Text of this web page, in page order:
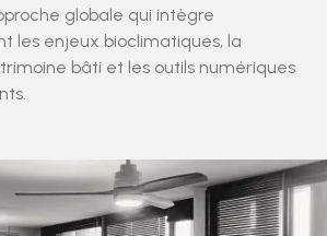
globale qui intègre
les enjeux bioclimatiques, la
bâti et les outils numériques